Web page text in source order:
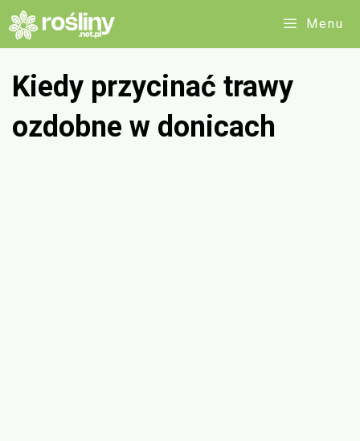
Przejdź
do
Menu
Kiedy przycinać trawy
ozdobne w donicach